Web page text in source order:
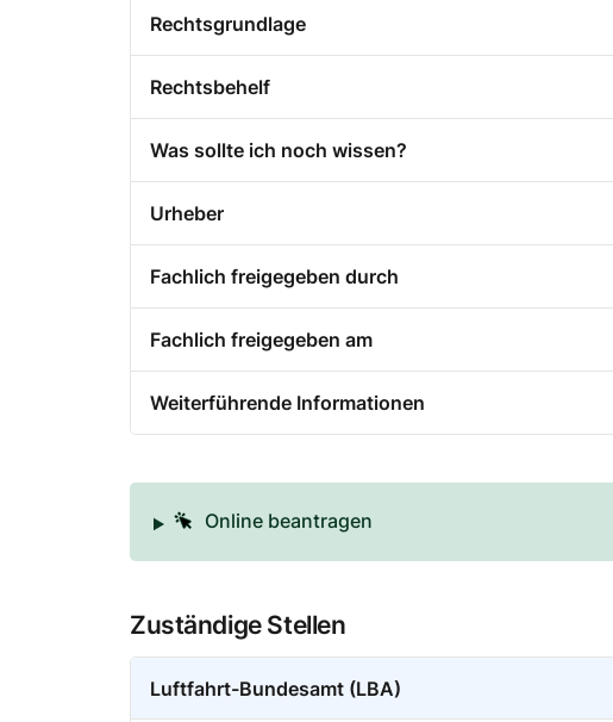
Rechtsgrundlage
Rechtsbehelf
Was sollte ich noch wissen?
Urheber
Fachlich freigegeben durch
Fachlich freigegeben am
Weiterführende Informationen
Online beantragen
Zuständige Stellen
Luftfahrt-Bundesamt (LBA)